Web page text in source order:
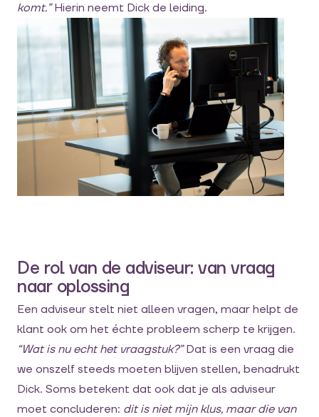
komt.”Hierin neemt Dick de leiding.
De rol van de adviseur: van vraag
naar oplossing
Een adviseur stelt niet alleen vragen, maar helpt de
klant ook om het échte probleem scherp te krijgen.
“Wat is nu echt het vraagstuk?”Dat is een vraag die
we onszelf steeds moeten blijven stellen, benadrukt
Dick. Soms betekent dat ook dat je als adviseur
moet concluderen: dit is niet mijn klus, maar die van